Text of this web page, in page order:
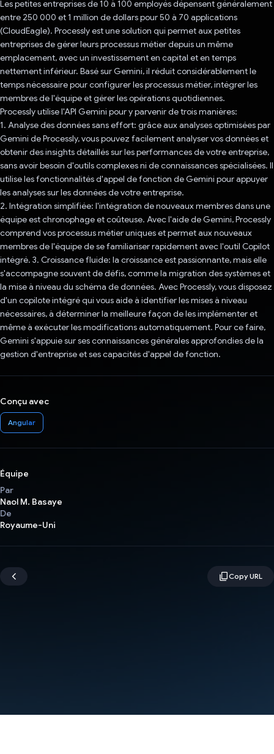
Les petites entreprises de 10 à 100 employés dépensent généralement
entre 250 000 et 1 million de dollars pour 50 à 70 applications
(CloudEagle). Processly est une solution qui permet aux petites
entreprises de gérer leurs processus métier depuis un même
emplacement, avec un investissement en capital et en temps
nettement inférieur. Basé sur Gemini, il réduit considérablement le
temps nécessaire pour configurer les processus métier, intégrer les
membres de l'équipe et gérer les opérations quotidiennes.
Processly utilise l'API Gemini pour y parvenir de trois manières:
1. Analyse des données sans effort: grâce aux analyses optimisées par
Gemini de Processly, vous pouvez facilement analyser vos données et
obtenir des insights détaillés sur les performances de votre entreprise,
sans avoir besoin d'outils complexes ni de connaissances spécialisées. Il
utilise les fonctionnalités d'appel de fonction de Gemini pour appuyer
les analyses sur les données de votre entreprise.
2. Intégration simplifiée: l'intégration de nouveaux membres dans une
équipe est chronophage et coûteuse. Avec l'aide de Gemini, Processly
comprend vos processus métier uniques et permet aux nouveaux
membres de l'équipe de se familiariser rapidement avec l'outil Copilot
intégré. 3. Croissance fluide: la croissance est passionnante, mais elle
s'accompagne souvent de défis, comme la migration des systèmes et
la mise à niveau du schéma de données. Avec Processly, vous disposez
d'un copilote intégré qui vous aide à identifier les mises à niveau
nécessaires, à déterminer la meilleure façon de les implémenter et
même à exécuter les modifications automatiquement. Pour ce faire,
Gemini s'appuie sur ses connaissances générales approfondies de la
gestion d'entreprise et ses capacités d'appel de fonction.
Conçu avec
Angular
Équipe
Par
Naol M. Basaye
De
Royaume-Uni